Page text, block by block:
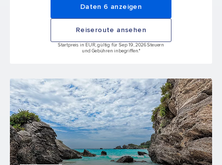
Daten 6 anzeigen
Reiseroute ansehen
Startpreis in EUR, gültig für Sep 19, 2026 Steuern
und Gebühren inbegriffen.*